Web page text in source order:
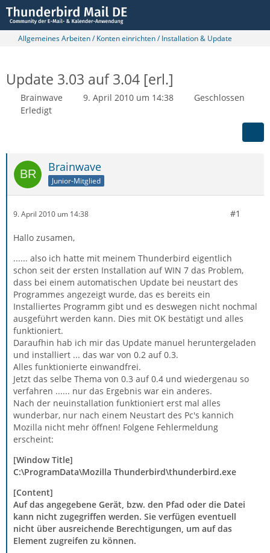
Allgemeines Arbeiten / Konten einrichten / Installation & Update
Update 3.03 auf 3.04 [erl.]
Brainwave 9. April 2010 um 14:38
Geschlossen
Erledigt
Brainwave
Junior-Mitglied
9. April 2010 um 14:38 #1
Hallo zusamen,
...... also ich hatte mit meinem Thunderbird eigentlich
schon seit der ersten Installation auf WIN 7 das Problem,
dass bei einem automatischen Update bei neustart des
Programmes angezeigt wurde, das es bereits ein
Installiertes Programm gibt und es deswegen nicht nochmal
ausgeführt werden kann. Dies mit OK bestätigt und alles
funktioniert.
Daraufhin hab ich mir das Update manuel heruntergeladen
und installiert ... das war von 0.2 auf 0.3.
Alles funktionierte einwandfrei.
Jetzt das selbe Thema von 0.3 auf 0.4 und wiedergenau so
verfahren ...... nur das Ergebnis war ein anderes.
Nach der neuinstallation funktioniert erst mal alles
wunderbar, nur nach einem Neustart des Pc's kannich
Mozilla nicht mehr öffnen! Folgene Fehlermeldung
erscheint:
[Window Title]
C:\ProgramData\Mozilla Thunderbird\thunderbird.exe
[Content]
Auf das angegebene Gerät, bzw. den Pfad oder die Datei
kann nicht zugegriffen werden. Sie verfügen eventuell
nicht über ausreichende Berechtigungen, um auf das
Element zugreifen zu können.